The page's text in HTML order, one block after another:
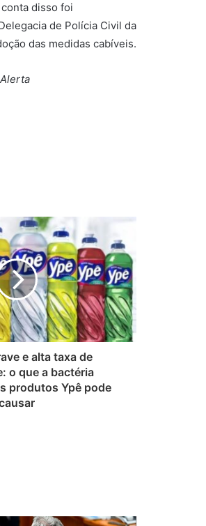
disso foi
de Polícia Civil da
das medidas cabíveis.
e alta taxa de
o que a bactéria
produtos Ypê pode